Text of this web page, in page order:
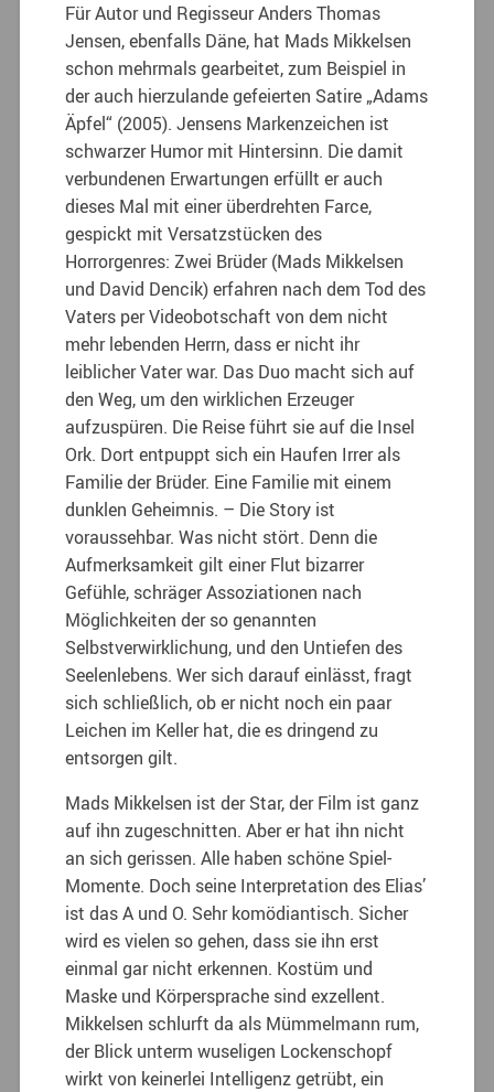
Für Autor und Regisseur Anders Thomas
Jensen, ebenfalls Däne, hat Mads Mikkelsen
schon mehrmals gearbeitet, zum Beispiel in
der auch hierzulande gefeierten Satire „Adams
Äpfel“ (2005). Jensens Markenzeichen ist
schwarzer Humor mit Hintersinn. Die damit
verbundenen Erwartungen erfüllt er auch
dieses Mal mit einer überdrehten Farce,
gespickt mit Versatzstücken des
Horrorgenres: Zwei Brüder (Mads Mikkelsen
und David Dencik) erfahren nach dem Tod des
Vaters per Videobotschaft von dem nicht
mehr lebenden Herrn, dass er nicht ihr
leiblicher Vater war. Das Duo macht sich auf
den Weg, um den wirklichen Erzeuger
aufzuspüren. Die Reise führt sie auf die Insel
Ork. Dort entpuppt sich ein Haufen Irrer als
Familie der Brüder. Eine Familie mit einem
dunklen Geheimnis. – Die Story ist
voraussehbar. Was nicht stört. Denn die
Aufmerksamkeit gilt einer Flut bizarrer
Gefühle, schräger Assoziationen nach
Möglichkeiten der so genannten
Selbstverwirklichung, und den Untiefen des
Seelenlebens. Wer sich darauf einlässt, fragt
sich schließlich, ob er nicht noch ein paar
Leichen im Keller hat, die es dringend zu
entsorgen gilt.
Mads Mikkelsen ist der Star, der Film ist ganz
auf ihn zugeschnitten. Aber er hat ihn nicht
an sich gerissen. Alle haben schöne Spiel-
Momente. Doch seine Interpretation des Elias’
ist das A und O. Sehr komödiantisch. Sicher
wird es vielen so gehen, dass sie ihn erst
einmal gar nicht erkennen. Kostüm und
Maske und Körpersprache sind exzellent.
Mikkelsen schlurft da als Mümmelmann rum,
der Blick unterm wuseligen Lockenschopf
wirkt von keinerlei Intelligenz getrübt, ein